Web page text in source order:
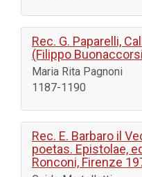
Rec. G. Paparelli,
(Filippo
Maria Rita Pagnoni
1187-1190
Rec. E. Barbaro il
poetas. Epistolae,
Ronconi, Firenze